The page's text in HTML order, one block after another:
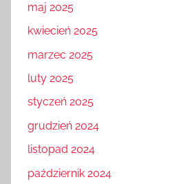
maj 2025
kwiecień 2025
marzec 2025
luty 2025
styczeń 2025
grudzień 2024
listopad 2024
październik 2024